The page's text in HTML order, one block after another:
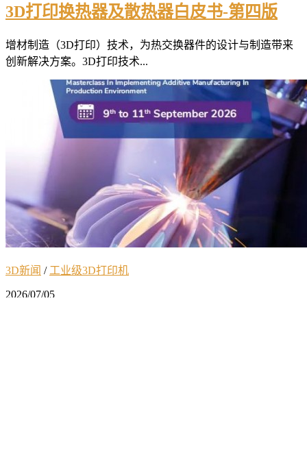
3D打印换热器及散热器白皮书-第四版
增材制造（3D打印）技术，为热交换器件的设计与制造带来
创新解决方案。3D打印技术...
3D新闻 / 工业级3D打印机
2026/07/05